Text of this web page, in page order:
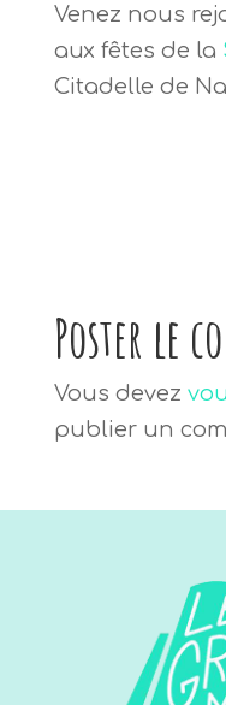
Venez nous
aux fêtes de la
Citadelle de
Poster le
Vous devez
publier un